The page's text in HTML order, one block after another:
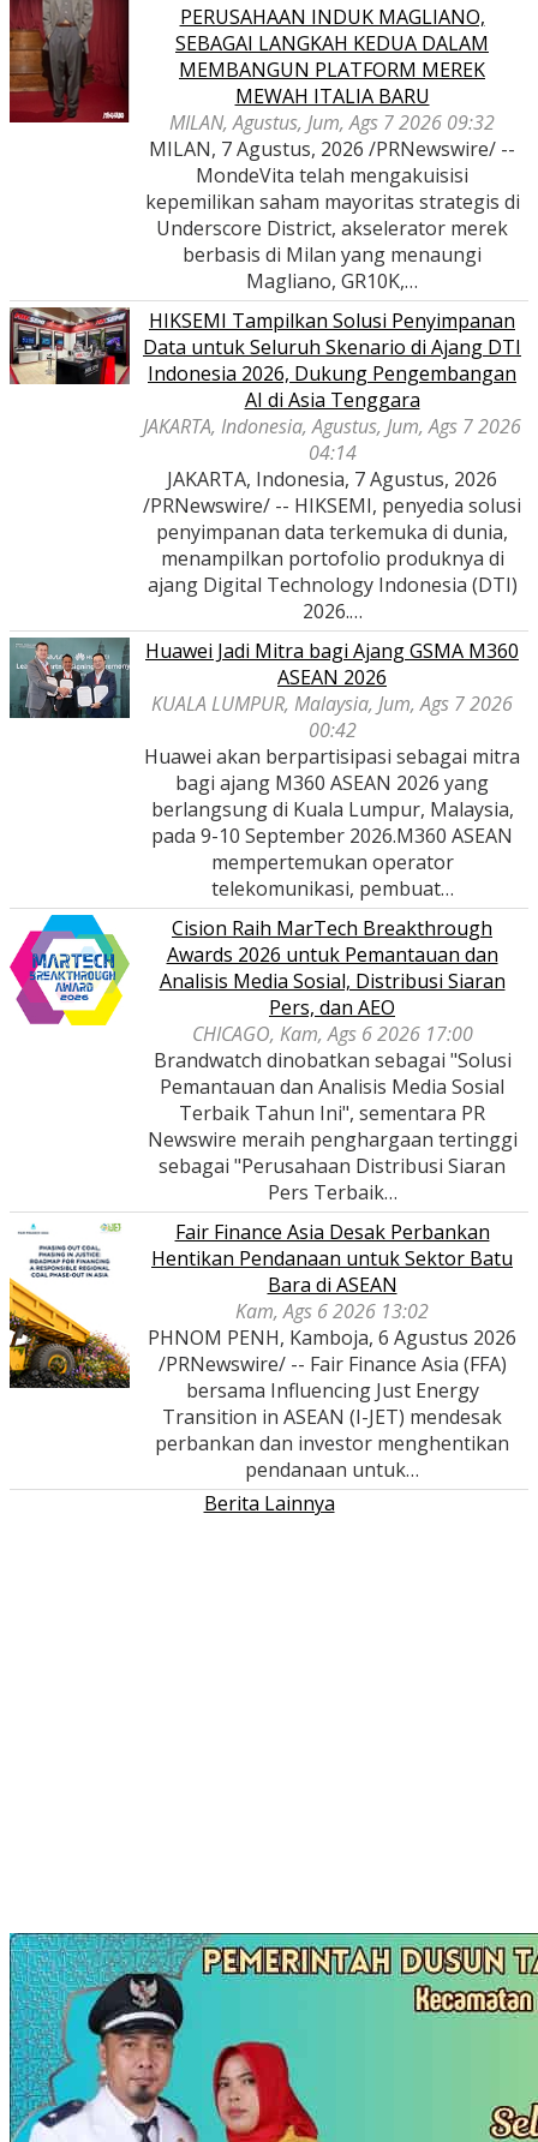
PERUSAHAAN INDUK MAGLIANO,
SEBAGAI LANGKAH KEDUA DALAM
MEMBANGUN PLATFORM MEREK
MEWAH ITALIA BARU
MILAN, Agustus, Jum, Ags 7 2026 09:32
MILAN, 7 Agustus, 2026 /PRNewswire/ --
MondeVita telah mengakuisisi
kepemilikan saham mayoritas strategis di
Underscore District, akselerator merek
berbasis di Milan yang menaungi
Magliano, GR10K,…
HIKSEMI Tampilkan Solusi Penyimpanan
Data untuk Seluruh Skenario di Ajang DTI
Indonesia 2026, Dukung Pengembangan
AI di Asia Tenggara
JAKARTA, Indonesia, Agustus, Jum, Ags 7 2026
04:14
JAKARTA, Indonesia, 7 Agustus, 2026
/PRNewswire/ -- HIKSEMI, penyedia solusi
penyimpanan data terkemuka di dunia,
menampilkan portofolio produknya di
ajang Digital Technology Indonesia (DTI)
2026.…
Huawei Jadi Mitra bagi Ajang GSMA M360
ASEAN 2026
KUALA LUMPUR, Malaysia, Jum, Ags 7 2026
00:42
Huawei akan berpartisipasi sebagai mitra
bagi ajang M360 ASEAN 2026 yang
berlangsung di Kuala Lumpur, Malaysia,
pada 9-10 September 2026.M360 ASEAN
mempertemukan operator
telekomunikasi, pembuat…
Cision Raih MarTech Breakthrough
Awards 2026 untuk Pemantauan dan
Analisis Media Sosial, Distribusi Siaran
Pers, dan AEO
CHICAGO, Kam, Ags 6 2026 17:00
Brandwatch dinobatkan sebagai "Solusi
Pemantauan dan Analisis Media Sosial
Terbaik Tahun Ini", sementara PR
Newswire meraih penghargaan tertinggi
sebagai "Perusahaan Distribusi Siaran
Pers Terbaik…
Fair Finance Asia Desak Perbankan
Hentikan Pendanaan untuk Sektor Batu
Bara di ASEAN
Kam, Ags 6 2026 13:02
PHNOM PENH, Kamboja, 6 Agustus 2026
/PRNewswire/ -- Fair Finance Asia (FFA)
bersama Influencing Just Energy
Transition in ASEAN (I-JET) mendesak
perbankan dan investor menghentikan
pendanaan untuk…
Berita Lainnya